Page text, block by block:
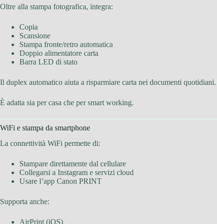
Oltre alla stampa fotografica, integra:
Copia
Scansione
Stampa fronte/retro automatica
Doppio alimentatore carta
Barra LED di stato
Il duplex automatico aiuta a risparmiare carta nei documenti quotidiani.
È adatta sia per casa che per smart working.
WiFi e stampa da smartphone
La connettività WiFi permette di:
Stampare direttamente dal cellulare
Collegarsi a Instagram e servizi cloud
Usare l’app Canon PRINT
Supporta anche:
AirPrint (iOS)